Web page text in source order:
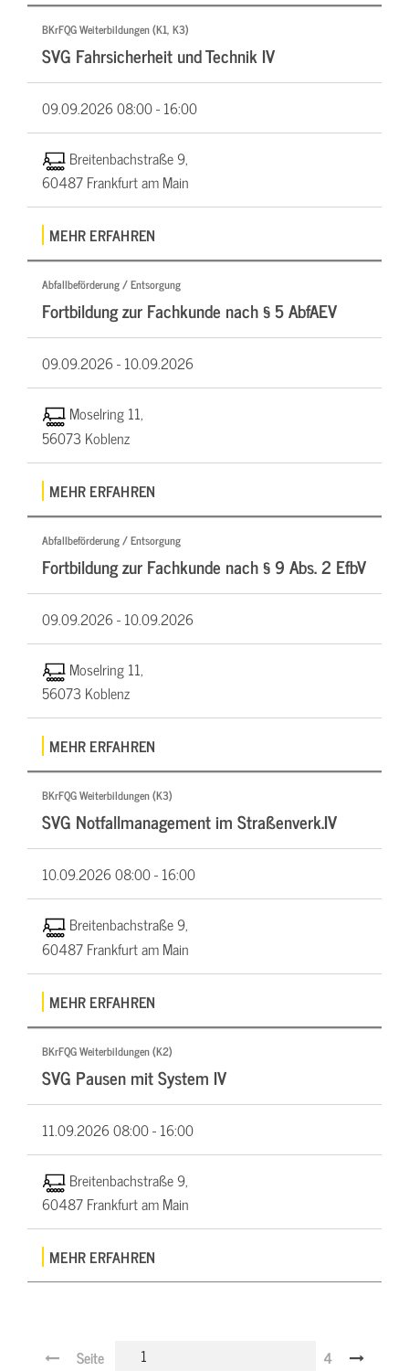
BKrFQG Weiterbildungen (K1, K3)
SVG Fahrsicherheit und Technik IV
09.09.202608:00 - 16:00
Breitenbachstraße 9,
60487 Frankfurt am Main
MEHR ERFAHREN
Abfallbeförderung / Entsorgung
Fortbildung zur Fachkunde nach § 5 AbfAEV
09.09.2026 -10.09.2026
Moselring 11,
56073 Koblenz
MEHR ERFAHREN
Abfallbeförderung / Entsorgung
Fortbildung zur Fachkunde nach § 9 Abs. 2 EfbV
09.09.2026 -10.09.2026
Moselring 11,
56073 Koblenz
MEHR ERFAHREN
BKrFQG Weiterbildungen (K3)
SVG Notfallmanagement im Straßenverk.IV
10.09.202608:00 - 16:00
Breitenbachstraße 9,
60487 Frankfurt am Main
MEHR ERFAHREN
BKrFQG Weiterbildungen (K2)
SVG Pausen mit System IV
11.09.202608:00 - 16:00
Breitenbachstraße 9,
60487 Frankfurt am Main
MEHR ERFAHREN
Seite 4